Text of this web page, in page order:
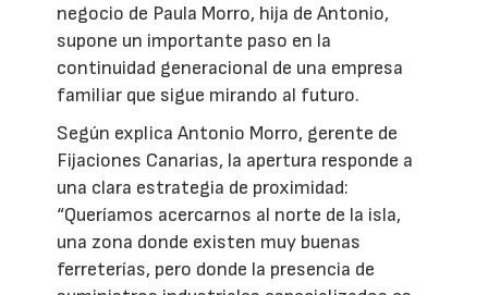
negocio de Paula Morro, hija de Antonio,
supone un importante paso en la
continuidad generacional de una empresa
familiar que sigue mirando al futuro.
Según explica Antonio Morro, gerente de
Fijaciones Canarias, la apertura responde a
una clara estrategia de proximidad:
“Queríamos acercarnos al norte de la isla,
una zona donde existen muy buenas
ferreterías, pero donde la presencia de